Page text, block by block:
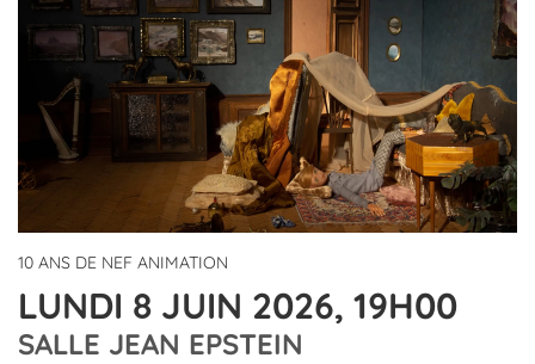
10 ANS DE NEF ANIMATION
LUNDI 8 JUIN 2026, 19H00
SALLE JEAN EPSTEIN